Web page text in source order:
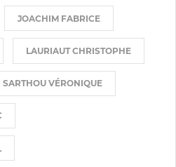
JOACHIM FABRICE
LAURIAUT CHRISTOPHE
SARTHOU VÉRONIQUE